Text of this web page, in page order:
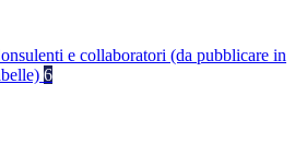
e collaboratori (da pubblicare in
6